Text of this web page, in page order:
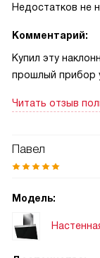
Недостатков не
Комментарий:
Купил эту
прошлый прибор
управление и
готовки, а
почти мгновенно
Очень ценю
Читать отзыв
Павел
Модель: